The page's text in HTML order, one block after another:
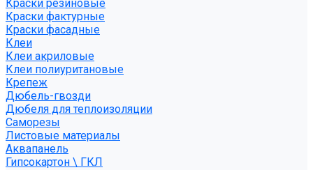
Краски резиновые
Краски фактурные
Краски фасадные
Клеи
Клеи акриловые
Клеи полиуритановые
Крепеж
Дюбель-гвозди
Дюбеля для теплоизоляции
Саморезы
Листовые материалы
Аквапанель
Гипсокартон \ ГКЛ